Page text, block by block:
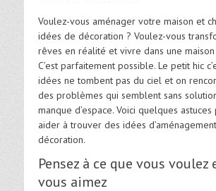
Voulez-vous aménager votre maison et
idées de décoration ? Voulez-vous
rêves en réalité et vivre dans une
C’est parfaitement possible. Le petit hic
idées ne tombent pas du ciel et on
des problèmes qui semblent sans
manque d’espace. Voici quelques
aider à trouver des idées
décoration.
Pensez à ce que vous voulez
vous aimez